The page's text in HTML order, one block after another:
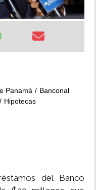
Panamá
Banconal
Hipotecas
del Banco